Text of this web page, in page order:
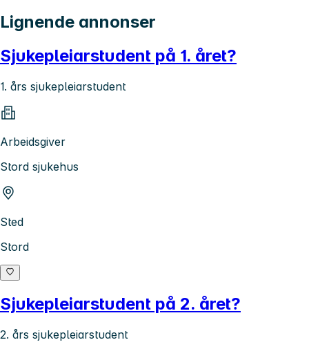
Lignende annonser
Sjukepleiarstudent på 1. året?
1. års sjukepleiarstudent
Arbeidsgiver
Stord sjukehus
Sted
Stord
Sjukepleiarstudent på 2. året?
2. års sjukepleiarstudent